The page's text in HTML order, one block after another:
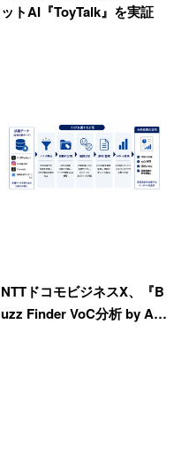
ットAI『ToyTalk』を実証
NTTドコモビジネスX、『B
uzz Finder VoC分析 by A…